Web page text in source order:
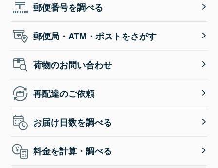
郵便番号を調べる
郵便局・ATM・ポストをさがす
荷物のお問い合わせ
再配達のご依頼
お届け日数を調べる
料金を計算・調べる